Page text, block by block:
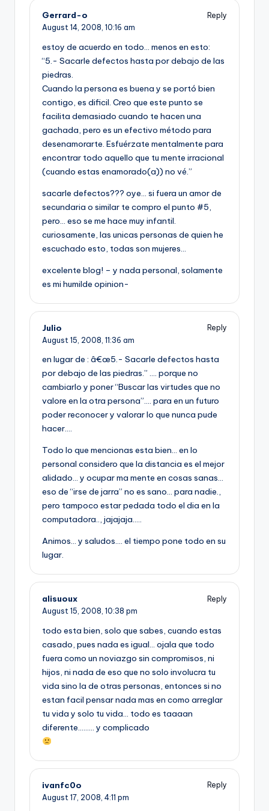
Gerrard-o
Reply
August 14, 2008, 10:16 am
estoy de acuerdo en todo… menos en esto:
“5.- Sacarle defectos hasta por debajo de las
piedras.
Cuando la persona es buena y se portó bien
contigo, es dificil. Creo que este punto se
facilita demasiado cuando te hacen una
gachada, pero es un efectivo método para
desenamorarte. Esfuérzate mentalmente para
encontrar todo aquello que tu mente irracional
(cuando estas enamorado(a)) no vé.”
sacarle defectos??? oye… si fuera un amor de
secundaria o similar te compro el punto #5,
pero… eso se me hace muy infantil.
curiosamente, las unicas personas de quien he
escuchado esto, todas son mujeres…
excelente blog! – y nada personal, solamente
es mi humilde opinion-
Julio
Reply
August 15, 2008, 11:36 am
en lugar de : â€œ5.- Sacarle defectos hasta
por debajo de las piedras.” …. porque no
cambiarlo y poner “Buscar las virtudes que no
valore en la otra persona”…. para en un futuro
poder reconocer y valorar lo que nunca pude
hacer….
Todo lo que mencionas esta bien… en lo
personal considero que la distancia es el mejor
alidado… y ocupar ma mente en cosas sanas…
eso de “irse de jarra” no es sano… para nadie.,
pero tampoco estar pedada todo el dia en la
computadora.., jajajaja…..
Animos… y saludos…. el tiempo pone todo en su
lugar.
alisuoux
Reply
August 15, 2008, 10:38 pm
todo esta bien, solo que sabes, cuando estas
casado, pues nada es igual… ojala que todo
fuera como un noviazgo sin compromisos, ni
hijos, ni nada de eso que no solo involucra tu
vida sino la de otras personas, entonces si no
estan facil pensar nada mas en como arreglar
tu vida y solo tu vida… todo es taaaan
diferente……… y complicado
ivanfc0o
Reply
August 17, 2008, 4:11 pm